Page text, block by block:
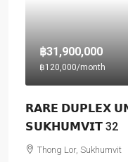
฿31,900,000
฿120,000/month
𝗥𝗔𝗥𝗘 𝗗𝗨𝗣𝗟𝗘𝗫
𝗦𝗨𝗞𝗛𝗨𝗠𝗩𝗜𝗧 32
Thong Lor, Sukhumvit